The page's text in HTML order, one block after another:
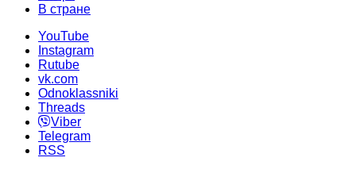
В стране
YouTube
Instagram
Rutube
vk.com
Odnoklassniki
Threads
Viber
Telegram
RSS